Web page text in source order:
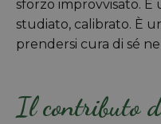
sforzo improvvisato.
studiato, calibrato. È
prendersi cura di sé
Il contributo